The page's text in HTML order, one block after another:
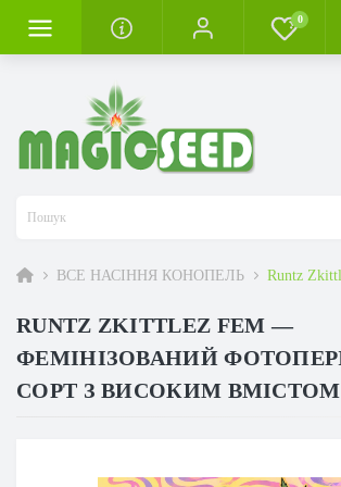
0
ВСЕ НАСІННЯ КОНОПЕЛЬ Runtz
RUNTZ ZKITTLEZ FEM —
ФЕМІНІЗОВАНИЙ
СОРТ З ВИСОКИМ ВМІСТОМ